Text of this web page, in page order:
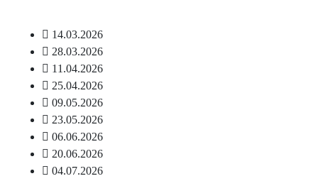
14.03.2026
28.03.2026
11.04.2026
25.04.2026
09.05.2026
23.05.2026
06.06.2026
20.06.2026
04.07.2026